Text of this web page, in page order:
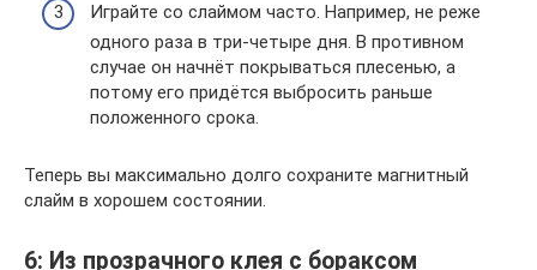
Играйте со слаймом часто. Например, не реже
одного раза в три-четыре дня. В противном
случае он начнёт покрываться плесенью, а
потому его придётся выбросить раньше
положенного срока.
Теперь вы максимально долго сохраните магнитный
слайм в хорошем состоянии.
6: Из прозрачного клея с бораксом